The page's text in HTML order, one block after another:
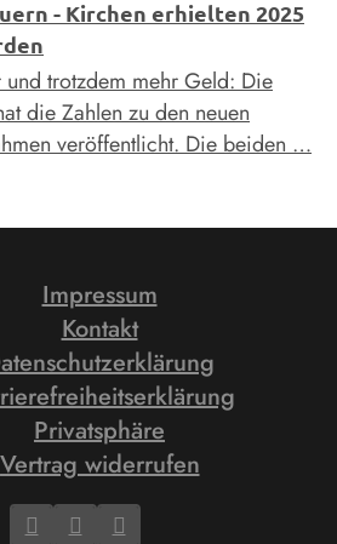
- Kirchen erhielten 2025
trotzdem mehr Geld: Die
die Zahlen zu den neuen
veröffentlicht. Die beiden …
Impressum
Kontakt
Privatsphäre
Vertrag widerrufen